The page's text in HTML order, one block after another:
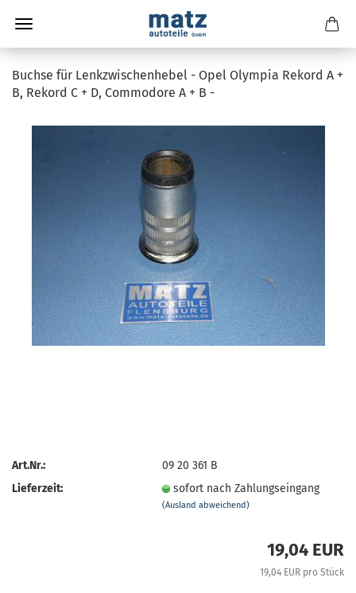
Buchse für Lenkzwischenhebel - Opel Olympia Rekord A +
B, Rekord C + D, Commodore A + B -
Art.Nr.:
09 20 361 B
Lieferzeit:
sofort nach Zahlungseingang
(Ausland abweichend)
19,04 EUR
19,04 EUR pro Stück